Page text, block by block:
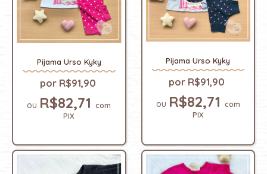
Pijama Urso Kyky
R$91,90
R$82,71com
PIX
Pijama Urso Kyky
R$91,90
R$82,71 com
PIX